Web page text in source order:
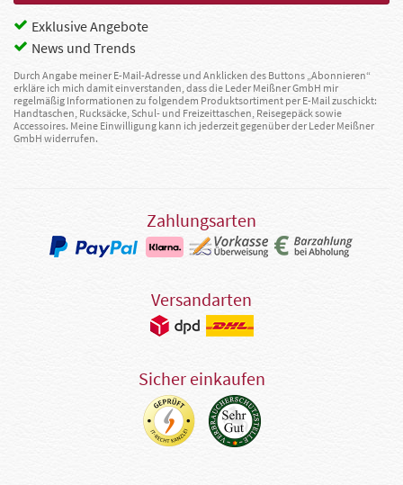
Exklusive Angebote
News und Trends
Durch Angabe meiner E-Mail-Adresse und Anklicken des Buttons „Abonnieren“
erkläre ich mich damit einverstanden, dass die Leder Meißner GmbH mir
regelmäßig Informationen zu folgendem Produktsortiment per E-Mail zuschickt:
Handtaschen, Rucksäcke, Schul- und Freizeittaschen, Reisegepäck sowie
Accessoires. Meine Einwilligung kann ich jederzeit gegenüber der Leder Meißner
GmbH widerrufen.
Zahlungsarten
Versandarten
Sicher einkaufen